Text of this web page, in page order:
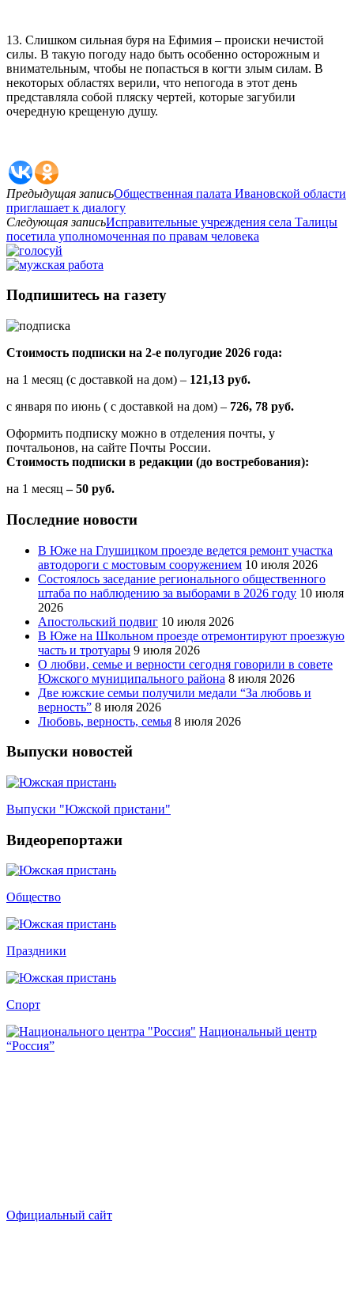
13. Слишком сильная буря на Ефимия – происки нечистой
силы. В такую погоду надо быть особенно осторожным и
внимательным, чтобы не попасться в когти злым силам. В
некоторых областях верили, что непогода в этот день
представляла собой пляску чертей, которые загубили
очередную крещеную душу.
Предыдущая записьОбщественная палата Ивановской области
приглашает к диалогу
Следующая записьИсправительные учреждения села Талицы
посетила уполномоченная по правам человека
Подпишитесь на газету
Стоимость подписки на 2-е полугодие 2026 года:
на 1 месяц (с доставкой на дом) – 121,13 руб.
с января по июнь ( с доставкой на дом) – 726, 78 руб.
Оформить подписку можно в отделения почты, у
почтальонов, на сайте Почты России.
Стоимость подписки в редакции (до востребования):
на 1 месяц – 50 руб.
Последние новости
В Юже на Глушицком проезде ведется ремонт участка
автодороги с мостовым сооружением 10 июля 2026
Состоялось заседание регионального общественного
штаба по наблюдению за выборами в 2026 году 10 июля
2026
Апостольский подвиг 10 июля 2026
В Юже на Школьном проезде отремонтируют проезжую
часть и тротуары 9 июля 2026
О любви, семье и верности сегодня говорили в совете
Южского муниципального района 8 июля 2026
Две южские семьи получили медали “За любовь и
верность” 8 июля 2026
Любовь, верность, семья 8 июля 2026
Выпуски новостей
Выпуски "Южской пристани"
Видеорепортажи
Общество
Праздники
Спорт
Национальный центр
“Россия”
Официальный сайт